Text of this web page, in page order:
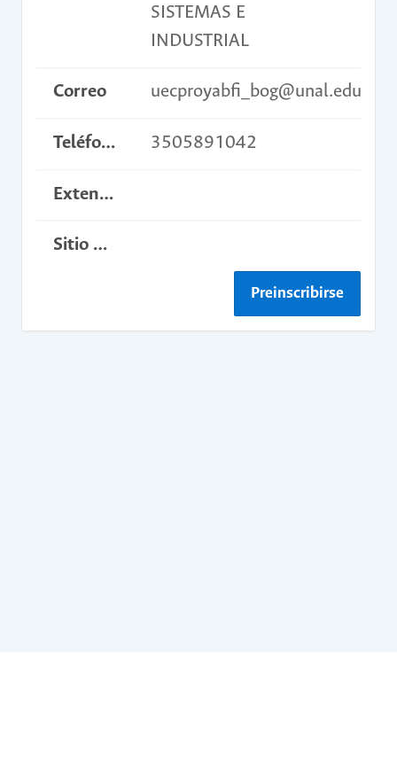
SISTEMAS E
INDUSTRIAL
Correo uecproyabfi_bog@unal.edu.co
Teléfono 3505891042
Extensión
Sitio web del curso
Preinscribirse